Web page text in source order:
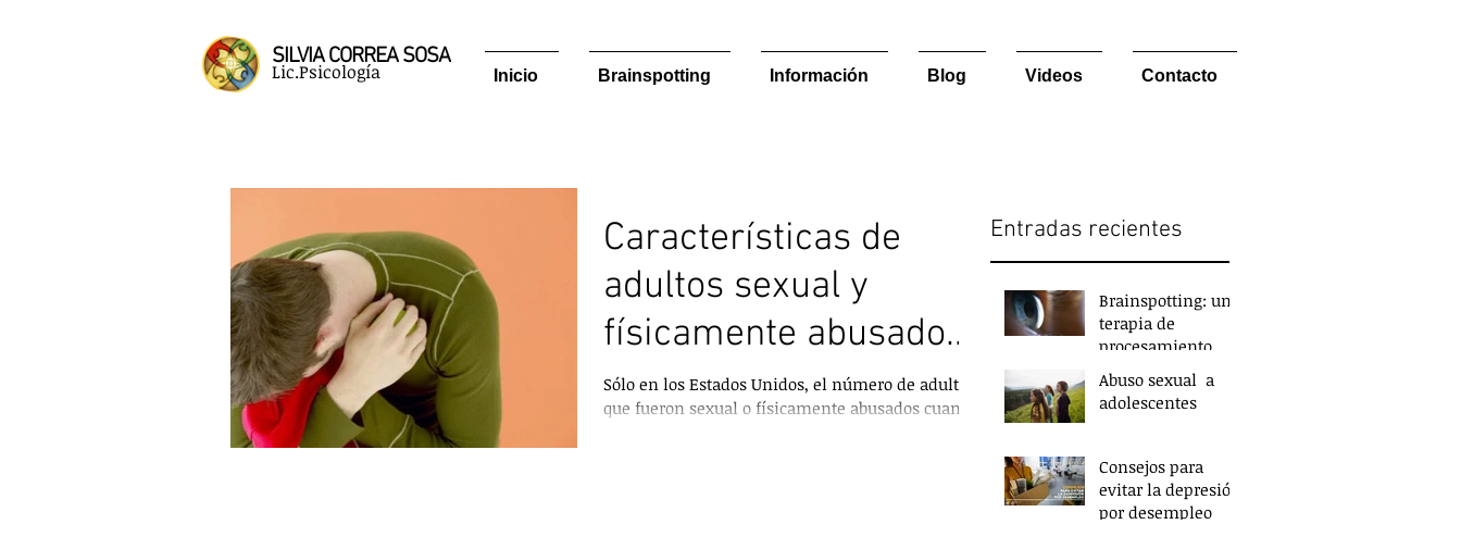
SILVIA CORREA SOSA
Lic.Psicología Inicio Brainspotting Información Blog Videos Contacto
Características de
adultos sexual y
físicamente abusados
en su niñez
Sólo en los Estados Unidos, el número de adultos
que fueron sexual o físicamente abusados cuando
Entradas recientes
Brainspotting: una
terapia de
procesamiento
muy profunda.
Abuso sexual a
adolescentes
Consejos para
evitar la depresión
por desempleo